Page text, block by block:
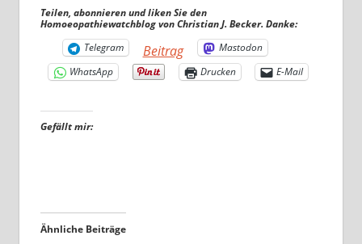
Teilen, abonnieren und liken Sie den
Homoeopathiewatchblog von Christian J. Becker. Danke:
Telegram
Beitrag
Mastodon
WhatsApp
Drucken E-Mail
Gefällt mir:
Ähnliche Beiträge